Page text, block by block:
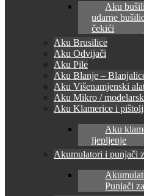
Aku
udarne
čekići
Aku Brusilice
Aku Odvijači
Aku Pile
Aku Blanje –
Aku Višenamjenski
Aku Mikro /
Aku Klamerice i
Aku
ljepljenje
Akumulatori i punjači
Punjači